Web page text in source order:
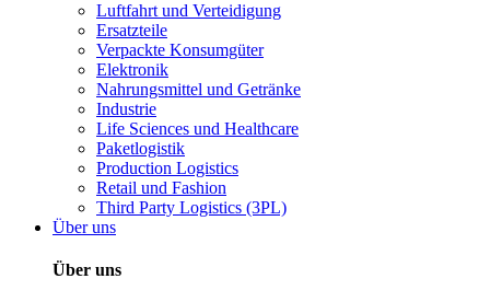
Luftfahrt und Verteidigung
Ersatzteile
Verpackte Konsumgüter
Elektronik
Nahrungsmittel und Getränke
Industrie
Life Sciences und Healthcare
Paketlogistik
Production Logistics
Retail und Fashion
Third Party Logistics (3PL)
Über uns
Über uns